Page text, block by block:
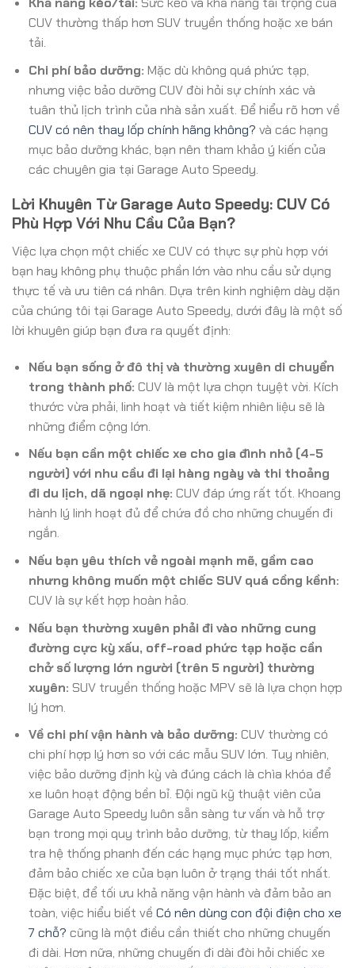
CUV thường thấp hơn SUV truyền thống hoặc xe bán
tải.
Chi phí bảo dưỡng: Mặc dù không quá phức tạp,
nhưng việc bảo dưỡng CUV đòi hỏi sự chính xác và
tuân thủ lịch trình của nhà sản xuất. Để hiểu rõ hơn về
CUV có nên thay lốp chính hãng không? và các hạng
mục bảo dưỡng khác, bạn nên tham khảo ý kiến của
các chuyên gia tại Garage Auto Speedy.
Lời Khuyên Từ Garage Auto Speedy: CUV Có
Phù Hợp Với Nhu Cầu Của Bạn?
Việc lựa chọn một chiếc xe CUV có thực sự phù hợp với
bạn hay không phụ thuộc phần lớn vào nhu cầu sử dụng
thực tế và ưu tiên cá nhân. Dựa trên kinh nghiệm dày dặn
của chúng tôi tại Garage Auto Speedy, dưới đây là một số
lời khuyên giúp bạn đưa ra quyết định:
Nếu bạn sống ở đô thị và thường xuyên di chuyển
trong thành phố: CUV là một lựa chọn tuyệt vời. Kích
thước vừa phải, linh hoạt và tiết kiệm nhiên liệu sẽ là
những điểm cộng lớn.
Nếu bạn cần một chiếc xe cho gia đình nhỏ (4-5
người) với nhu cầu đi lại hàng ngày và thi thoảng
đi du lịch, dã ngoại nhẹ: CUV đáp ứng rất tốt. Khoang
hành lý linh hoạt đủ để chứa đồ cho những chuyến đi
ngắn.
Nếu bạn yêu thích vẻ ngoài mạnh mẽ, gầm cao
nhưng không muốn một chiếc SUV quá cồng kềnh:
CUV là sự kết hợp hoàn hảo.
Nếu bạn thường xuyên phải đi vào những cung
đường cực kỳ xấu, off-road phức tạp hoặc cần
chở số lượng lớn người (trên 5 người) thường
xuyên: SUV truyền thống hoặc MPV sẽ là lựa chọn hợp
lý hơn.
Về chi phí vận hành và bảo dưỡng: CUV thường có
chi phí hợp lý hơn so với các mẫu SUV lớn. Tuy nhiên,
việc bảo dưỡng định kỳ và đúng cách là chìa khóa để
xe luôn hoạt động bền bỉ. Đội ngũ kỹ thuật viên của
Garage Auto Speedy luôn sẵn sàng tư vấn và hỗ trợ
bạn trong mọi quy trình bảo dưỡng, từ thay lốp, kiểm
tra hệ thống phanh đến các hạng mục phức tạp hơn,
đảm bảo chiếc xe của bạn luôn ở trạng thái tốt nhất.
Đặc biệt, để tối ưu khả năng vận hành và đảm bảo an
toàn, việc hiểu biết về Có nên dùng con đội điện cho xe
7 chỗ? cũng là một điều cần thiết cho những chuyến
đi dài. Hơn nữa, những chuyến đi dài đòi hỏi chiếc xe